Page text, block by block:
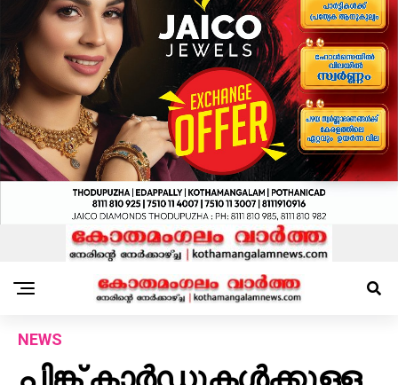
NEWS